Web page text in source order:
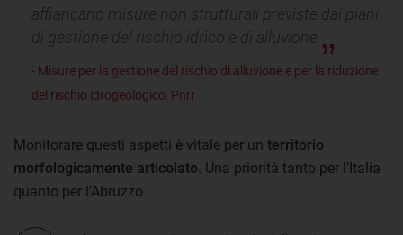
affiancano misure non strutturali previste dai piani
di gestione del rischio idrico e di alluvione.
- Misure per la gestione del rischio di alluvione e per la riduzione
del rischio idrogeologico, Pnrr
Monitorare questi aspetti è vitale per un territorio
morfologicamente articolato. Una priorità tanto per l’Italia
quanto per l’Abruzzo.